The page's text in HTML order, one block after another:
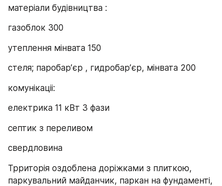
матеріали будівництва :
газоблок 300
утеплення мінвата 150
стеля; паробарʼєр , гидробарʼєр, мінвата 200
комунікаціі:
електрика 11 кВт 3 фази
септик з переливом
свердловина
Трриторія оздоблена доріжками з плиткою,
паркувальний майданчик, паркан на фундаменті,